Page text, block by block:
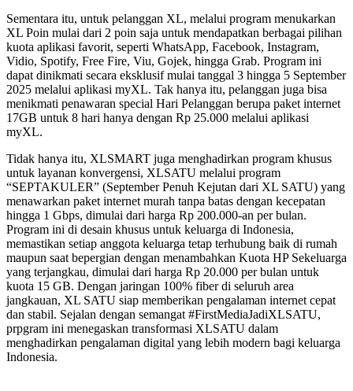
Sementara itu, untuk pelanggan XL, melalui program menukarkan
XL Poin mulai dari 2 poin saja untuk mendapatkan berbagai pilihan
kuota aplikasi favorit, seperti WhatsApp, Facebook, Instagram,
Vidio, Spotify, Free Fire, Viu, Gojek, hingga Grab. Program ini
dapat dinikmati secara eksklusif mulai tanggal 3 hingga 5 September
2025 melalui aplikasi myXL. Tak hanya itu, pelanggan juga bisa
menikmati penawaran special Hari Pelanggan berupa paket internet
17GB untuk 8 hari hanya dengan Rp 25.000 melalui aplikasi
myXL.
Tidak hanya itu, XLSMART juga menghadirkan program khusus
untuk layanan konvergensi, XLSATU melalui program
“SEPTAKULER” (September Penuh Kejutan dari XL SATU) yang
menawarkan paket internet murah tanpa batas dengan kecepatan
hingga 1 Gbps, dimulai dari harga Rp 200.000-an per bulan.
Program ini di desain khusus untuk keluarga di Indonesia,
memastikan setiap anggota keluarga tetap terhubung baik di rumah
maupun saat bepergian dengan menambahkan Kuota HP Sekeluarga
yang terjangkau, dimulai dari harga Rp 20.000 per bulan untuk
kuota 15 GB. Dengan jaringan 100% fiber di seluruh area
jangkauan, XL SATU siap memberikan pengalaman internet cepat
dan stabil. Sejalan dengan semangat #FirstMediaJadiXLSATU,
prpgram ini menegaskan transformasi XLSATU dalam
menghadirkan pengalaman digital yang lebih modern bagi keluarga
Indonesia.